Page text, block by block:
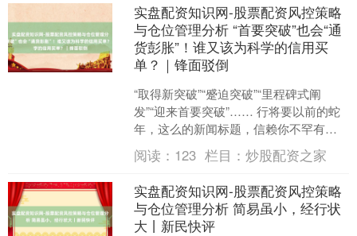
实盘配资知识网-股票配资风控策略
与仓位管理分析 “首要突破”也会“通
货彭胀”！谁又该为科学的信用买
单？｜锋面驳倒
“取得新突破”“蹙迫突破”“里程碑式阐
发”“迎来首要突破”…… 行将要以前的蛇
年，这么的新闻标题，信赖你不罕有
吧？简直，咱们该为中国科学家的论文
屡屡登上NSC（....
阅读： 123 栏目：炒股配资之家
实盘配资知识网-股票配资风控策略
与仓位管理分析 简易虽小，经行状
大丨新民快评